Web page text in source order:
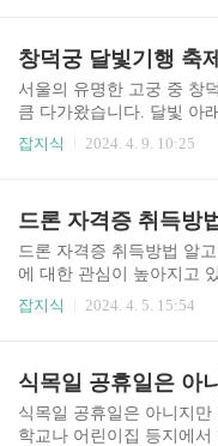
쓰는 글!!) 디지털피아노
털피아노라고 하면 어쿠
전자적으로 소리를 내는
기계를 뜻하죠. 피아노와
만, 가장 큰 차이점은 울릴
입니다. 건반과 하부를 지
(보통 나무처럼 생김) 정도
서울의 유명한 고궁 중 창
큼 다가왔습니다. 달빛 아
러운 궁궐 탐방은 연인과
가기▶ 창덕궁 달빛기행 축
내며 창덕궁의 아름다움
행사입니다. 진부한 데이
고 있는 연인이라면 창덕
활력을 불어넣어 보는 것
감동을 전해주는데요. 창
덕궁의 역사와 아름다움
잡지식 2024. 4. 9. 10:25
드론 자격증 취득방법 알
에 대한 관심이 높아지고
포, 항공 촬영, 측량 등 다
들도 계세요. 어떤 이유에
서는 과태료를 피하기 위
합니다. 이번 글에서는 드
잡지식 2024. 4. 5. 15:54
식목일 공휴일은 아니지
학교나 어린이집 등지에